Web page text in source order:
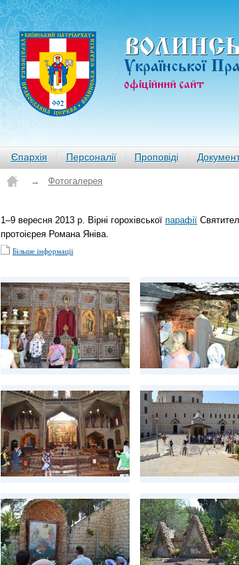
Української
офiцiйний сайт
Єпархія Персоналії Проповіді
→ Фотогалерея
1–9 вересня 2013 р. Вірні горохівської парафії
протоієрея Романа Яніва.
Більше інформації